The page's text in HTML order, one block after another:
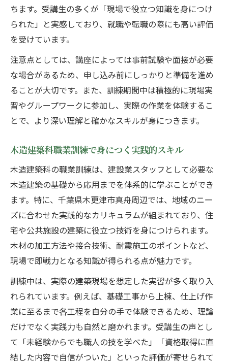
ちます。受講生の多くが「現場で役立つ知識を身につけ
られた」と実感しており、就職や転職の際にも高い評価
を受けています。
注意点としては、講座によっては事前試験や面接が必要
な場合があるため、申し込み前にしっかりと準備を進め
ることが大切です。また、訓練期間中は積極的に現場実
習やグループワークに参加し、実際の作業を体験するこ
とで、より深い理解と確かなスキルが身につきます。
木造建築科職業訓練で身につく実践的スキル
木造建築科の職業訓練は、建設業スタッフとして必要な
木造建築の基礎から応用までを体系的に学ぶことができ
ます。特に、千葉県木更津市真舟周辺では、地域のニー
ズに合わせた実践的なカリキュラムが組まれており、住
宅や公共施設の建築に役立つ技術を身につけられます。
木材の加工方法や接合技術、耐震施工のポイントなど、
現場で即戦力となる知識が得られる点が魅力です。
訓練中は、実際の建築現場を想定した実習が多く取り入
れられています。例えば、基礎工事から上棟、仕上げ作
業に至るまで各工程を自分の手で体験できるため、理論
だけでなく実践力も自然と磨かれます。受講生の声とし
て「未経験からでも職人の技を学べた」「資格取得に直
結した内容で自信がついた」といった評価が寄せられて